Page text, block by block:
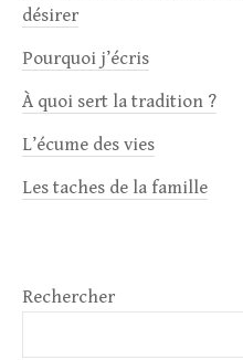
désirer
Pourquoi j’écris
À quoi sert la tradition ?
L’écume des vies
Les taches de la famille
Rechercher